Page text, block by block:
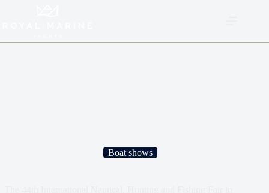
Boat shows